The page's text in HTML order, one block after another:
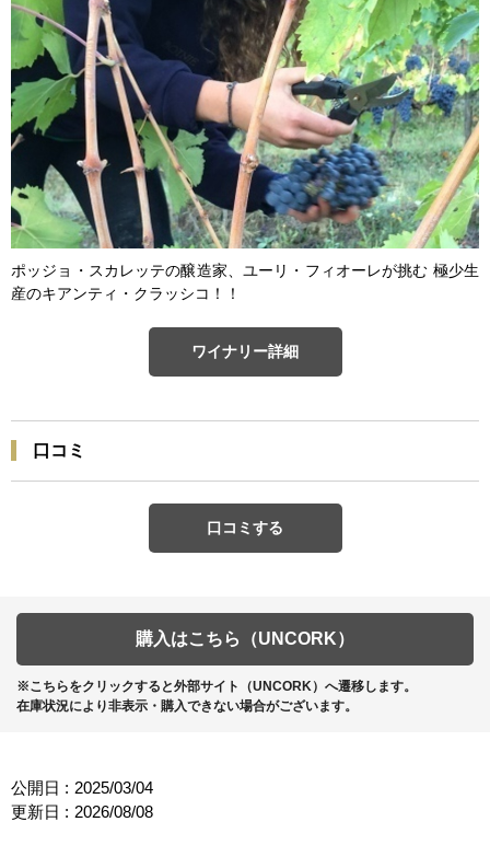
ポッジョ・スカレッテの醸造家、ユーリ・フィオーレが挑む 極少生
産のキアンティ・クラッシコ！！
ワイナリー詳細
口コミ
口コミする
購入はこちら（UNCORK）
※こちらをクリックすると外部サイト（UNCORK）へ遷移します。
在庫状況により非表示・購入できない場合がございます。
公開日 : 2025/03/04
更新日 : 2026/08/08